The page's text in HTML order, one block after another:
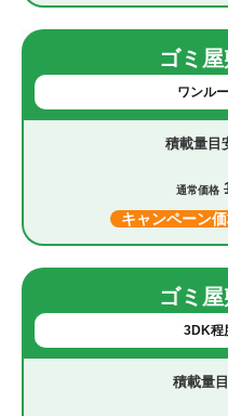
ゴミ
ワンル
通常価格
キャンペーン
ゴミ
3DK程